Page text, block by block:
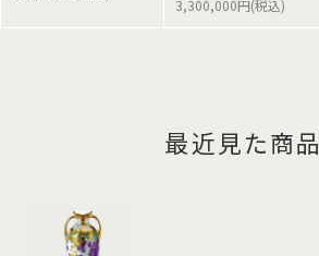
3,300,000円(税込)
最近見た商品